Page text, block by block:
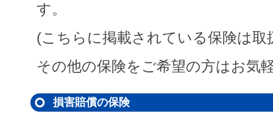
す。
(こちらに掲載されている保険は取
その他の保険をご希望の方はお気
損害賠償の保険